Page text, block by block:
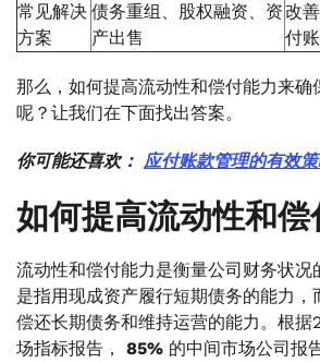
常见解决
方案
债务重组、股权融资、资
产出售
改
付
那么，如何提高流动性和偿付能力来确
呢？让我们在下面找出答案。
你可能还喜欢： 应付账款管理的有效
如何提高流动性和偿
流动性和偿付能力是衡量公司财务状况
是指用现成资产履行短期债务的能力，
偿还长期债务和维持运营的能力。根
场指标报告， 85% 的中间市场公司报